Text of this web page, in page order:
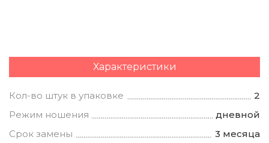
Характеристики
Кол-во штук в упаковке
2
Режим ношения
дневной
Срок замены
3 месяца